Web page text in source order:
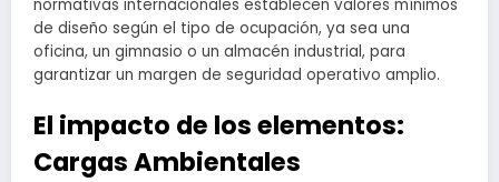
normativas internacionales establecen valores mínimos
de diseño según el tipo de ocupación, ya sea una
oficina, un gimnasio o un almacén industrial, para
garantizar un margen de seguridad operativo amplio.
El impacto de los elementos:
Cargas Ambientales